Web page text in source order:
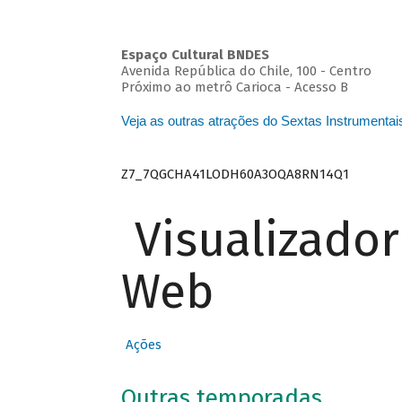
Espaço Cultural BNDES
Avenida República do Chile, 100 - Centro
Próximo ao metrô Carioca - Acesso B
Veja as outras atrações do Sextas
Z7_7QGCHA41LODH60A3OQA8RN14Q1
Web
Ações